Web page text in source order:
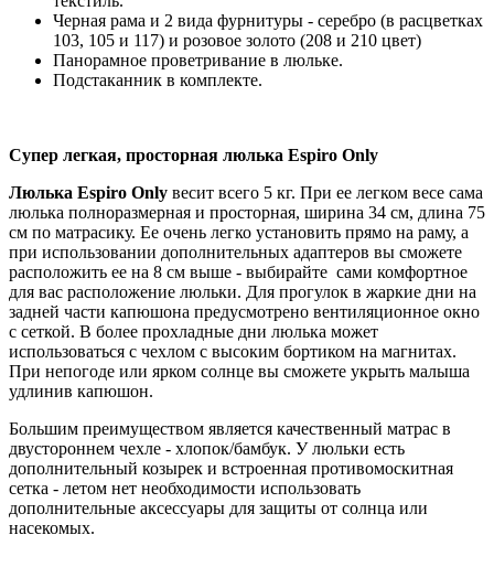
Черная рама и 2 вида фурнитуры - серебро (в расцветках
103, 105 и 117) и розовое золото (208 и 210 цвет)
Панорамное проветривание в люльке.
Подстаканник в комплекте.
Супер легкая, просторная люлька Espiro Only
Люлька Espiro Only весит всего 5 кг. При ее легком весе сама
люлька полноразмерная и просторная, ширина 34 см, длина 75
см по матрасику. Ее очень легко установить прямо на раму, а
при использовании дополнительных адаптеров вы сможете
расположить ее на 8 см выше - выбирайте сами комфортное
для вас расположение люльки. Для прогулок в жаркие дни на
задней части капюшона предусмотрено вентиляционное окно
с сеткой. В более прохладные дни люлька может
использоваться с чехлом с высоким бортиком на магнитах.
При непогоде или ярком солнце вы сможете укрыть малыша
удлинив капюшон.
Большим преимуществом является качественный матрас в
двустороннем чехле - хлопок/бамбук. У люльки есть
дополнительный козырек и встроенная противомоскитная
сетка - летом нет необходимости использовать
дополнительные аксессуары для защиты от солнца или
насекомых.